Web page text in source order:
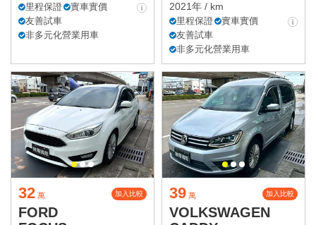
里程保證
實車實價
友善試車
非多元化營業用車
2021年 / km
里程保證
實車實價
友善試車
非多元化營業用車
32 萬 加入比較
FORD
39 萬 加入比較
VOLKSWAGEN